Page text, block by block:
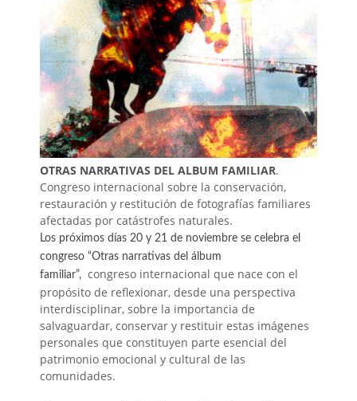
OTRAS NARRATIVAS DEL ALBUM FAMILIAR.
Congreso internacional sobre la conservación,
restauración y restitución de fotografías familiares
afectadas por catástrofes naturales.
Los próximos días 20 y 21 de noviembre se celebra el
congreso “Otras narrativas del álbum
familiar”, congreso internacional que nace con el
propósito de reflexionar, desde una perspectiva
interdisciplinar, sobre la importancia de
salvaguardar, conservar y restituir estas imágenes
personales que constituyen parte esencial del
patrimonio emocional y cultural de las
comunidades.